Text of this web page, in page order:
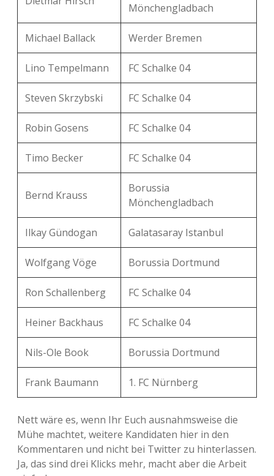
Mönchengladbach
Michael Ballack Werder Bremen
Lino Tempelmann FC Schalke 04
Steven Skrzybski FC Schalke 04
Robin Gosens FC Schalke 04
Timo Becker FC Schalke 04
Bernd Krauss
Borussia
Mönchengladbach
Ilkay Gündogan Galatasaray Istanbul
Wolfgang Vöge Borussia Dortmund
Ron Schallenberg FC Schalke 04
Heiner Backhaus FC Schalke 04
Nils-Ole Book Borussia Dortmund
Frank Baumann 1. FC Nürnberg
Nett wäre es, wenn Ihr Euch ausnahmsweise die
Mühe machtet, weitere Kandidaten hier in den
Kommentaren und nicht bei Twitter zu hinterlassen.
Ja, das sind drei Klicks mehr, macht aber die Arbeit